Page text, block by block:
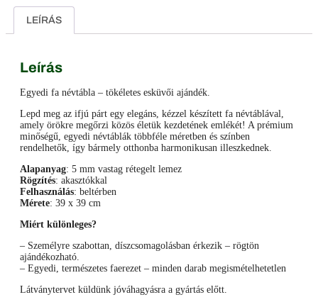
LEÍRÁS
Leírás
Egyedi fa névtábla – tökéletes esküvői ajándék.
Lepd meg az ifjú párt egy elegáns, kézzel készített fa névtáblával,
amely örökre megőrzi közös életük kezdetének emlékét! A prémium
minőségű, egyedi névtáblák többféle méretben és színben
rendelhetők, így bármely otthonba harmonikusan illeszkednek.
Alapanyag: 5 mm vastag rétegelt lemez
Rögzítés: akasztókkal
Felhasználás: beltérben
Mérete: 39 x 39 cm
Miért különleges?
– Személyre szabottan, díszcsomagolásban érkezik – rögtön
ajándékozható.
– Egyedi, természetes faerezet – minden darab megismételhetetlen
Látványtervet küldünk jóváhagyásra a gyártás előtt.